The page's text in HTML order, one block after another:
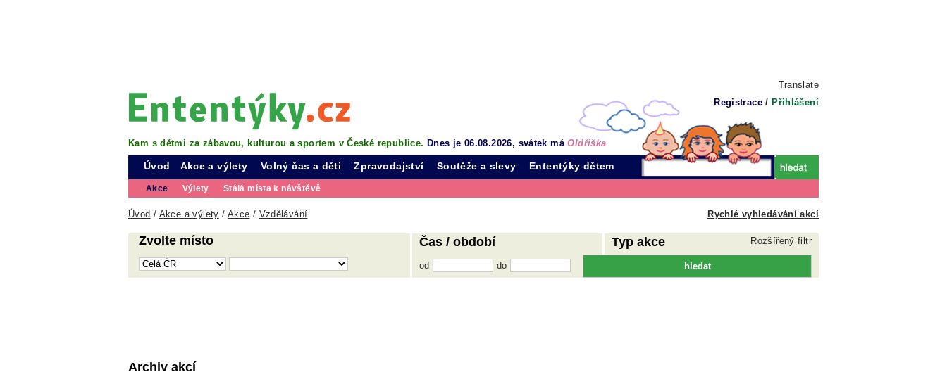
Translate
Registrace / Přihlášení
Kam s dětmi za zábavou, kulturou a sportem v České republice. Dnes je 06.08.2026, svátek máOldřiška
Úvod Akce a výlety
Akce Výlety Stálá místa k návštěvě
Volný čas a děti Zpravodajství Soutěže a slevy Ententýky dětem
Rychlé vyhledávání akcí
Úvod / Akce a výlety / Akce / Vzdělávání
Zvolte místo Čas / období
od do
Typ akce Rozšířený filtr
Archiv akcí